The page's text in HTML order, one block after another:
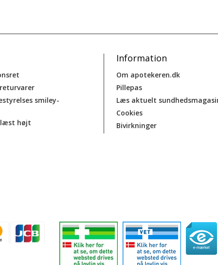
smiley-
læst højt
Information
Om apotekeren.dk
Pillepas
Læs aktuelt
Cookies
Bivirkninger